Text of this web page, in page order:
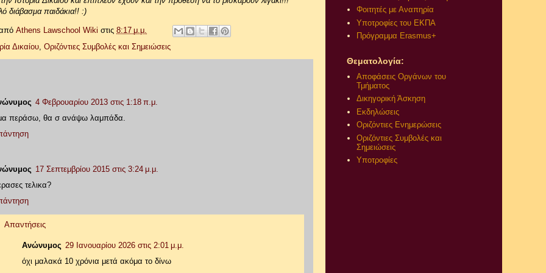
διάβασμα παιδάκια!! :)
Athens Lawschool Wiki στις 8:17 μ.μ.
Δικαίου, Οριζόντιες Συμβολές και Σημειώσεις
4 Φεβρουαρίου 2013 στις 1:18 π.μ.
περάσω, θα σ ανάψω λαμπάδα.
17 Σεπτεμβρίου 2015 στις 3:24 μ.μ.
τελικα?
Απαντήσεις
Ανώνυμος 29 Ιανουαρίου 2026 στις 2:01 μ.μ.
όχι μαλακά 10 χρόνια μετά ακόμα το δίνω
Φοιτητές με Αναπηρία
Υποτροφίες του ΕΚΠΑ
Πρόγραμμα Erasmus+
Θεματολογία:
Αποφάσεις Οργάνων του
Τμήματος
Δικηγορική Άσκηση
Εκδηλώσεις
Οριζόντιες Ενημερώσεις
Οριζόντιες Συμβολές και
Σημειώσεις
Υποτροφίες